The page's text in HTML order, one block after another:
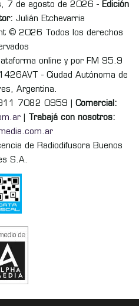
7 de agosto de 2026 - Edición
Julián Etchevarria
© 2026 Todos los derechos
online y por FM 95.9
- Ciudad Autónoma de
Argentina.
7082 0959 | Comercial:
Trabajá con nosotros:
de Radiodifusora Buenos
S.A.